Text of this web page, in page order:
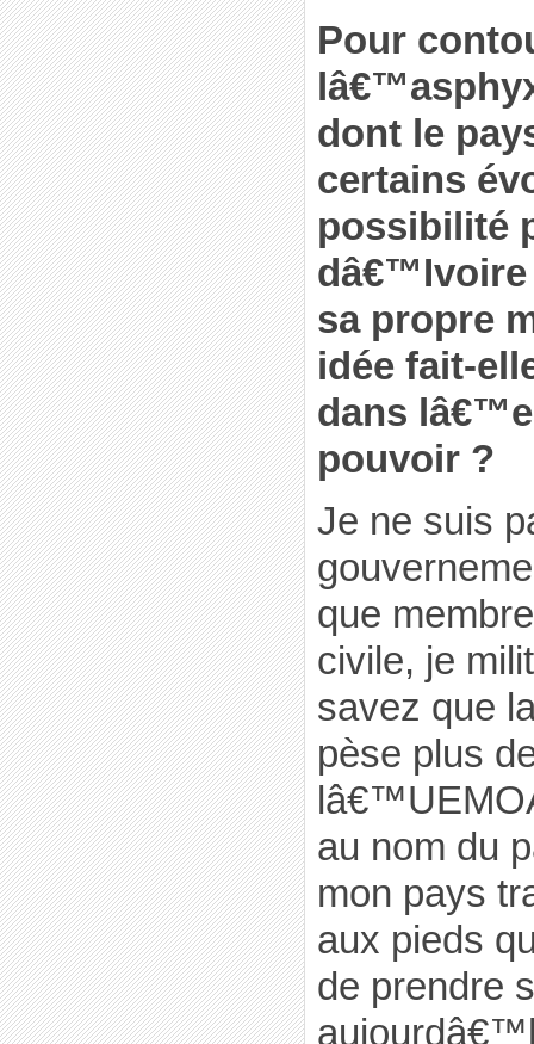
Pour
dont le
certains
possibilité
dâ€™Ivoire
sa propre
idée fait-
dans
pouvoir ?
Je ne suis
que
civile, je
savez que
pèse plus
au nom du
mon pays
aux pieds
de prendre